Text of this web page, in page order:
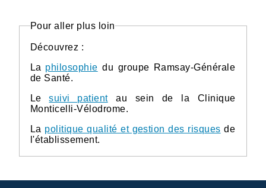
Pour aller plus loin
Découvrez :
La philosophie du groupe Ramsay-Générale
de Santé.
Lesuivi patientau sein de la Clinique
Monticelli-Vélodrome.
La politique qualité et gestion des risques de
l'établissement.